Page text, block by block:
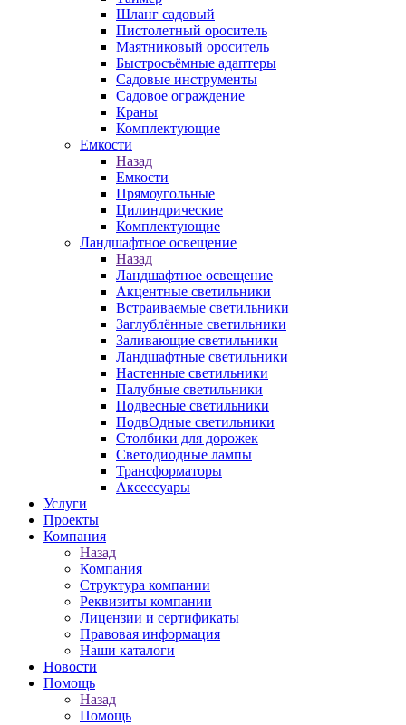
Шланг садовый
Пистолетный ороситель
Маятниковый ороситель
Быстросъёмные адаптеры
Садовые инструменты
Садовое ограждение
Краны
Комплектующие
Емкости
Назад
Емкости
Прямоугольные
Цилиндрические
Комплектующие
Ландшафтное освещение
Назад
Ландшафтное освещение
Акцентные светильники
Встраиваемые светильники
Заглублённые светильники
Заливающие светильники
Ландшафтные светильники
Настенные светильники
Палубные светильники
Подвесные светильники
ПодвОдные светильники
Столбики для дорожек
Светодиодные лампы
Трансформаторы
Аксессуары
Услуги
Проекты
Компания
Назад
Компания
Структура компании
Реквизиты компании
Лицензии и сертификаты
Правовая информация
Наши каталоги
Новости
Помощь
Назад
Помощь